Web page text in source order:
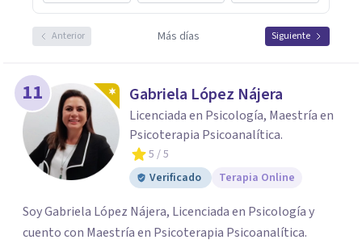
Anterior Más días Siguiente
11 Gabriela López Nájera
Licenciada en Psicología, Maestría en
Psicoterapia Psicoanalítica.
5 / 5
Verificado
Terapia Online
Soy Gabriela López Nájera, Licenciada en Psicología y
cuento con Maestría en Psicoterapia Psicoanalítica.